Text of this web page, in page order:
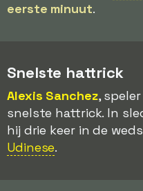
eerste minuut.
Snelste hattrick
Alexis Sanchez,
snelste hattrick. In
hij drie keer in de
Udinese.